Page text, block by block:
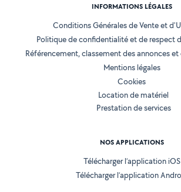
INFORMATIONS LÉGALES
Conditions Générales de Vente et
Politique de confidentialité et de respect
Référencement, classement des annonces
Mentions légales
Cookies
Location de matériel
Prestation de services
NOS APPLICATIONS
Télécharger l’application iOS
Télécharger l’application